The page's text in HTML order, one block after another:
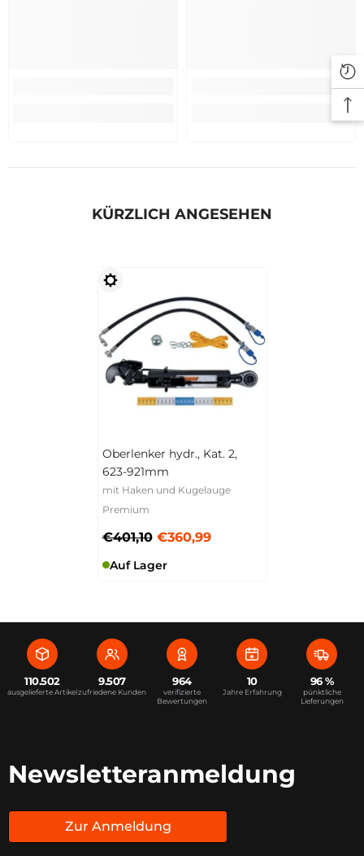
KÜRZLICH ANGESEHEN
Oberlenker hydr., Kat. 2,
623-921mm
mit Haken und Kugelauge
Premium
€401,10 €360,99
Auf Lager
110.502
ausgelieferte Artikel
9.507
zufriedene Kunden
964
verifizierte
Bewertungen
10
Jahre Erfahrung
96 %
pünktliche
Lieferungen
Newsletteranmeldung
Zur Anmeldung